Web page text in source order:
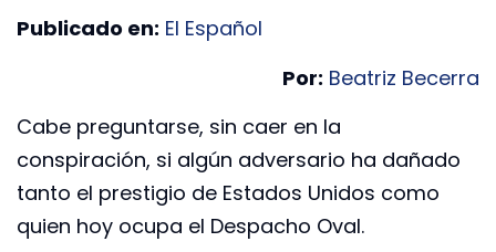
Publicado en: El Español
Por: Beatriz Becerra
Cabe preguntarse, sin caer en la
conspiración, si algún adversario ha dañado
tanto el prestigio de Estados Unidos como
quien hoy ocupa el Despacho Oval.